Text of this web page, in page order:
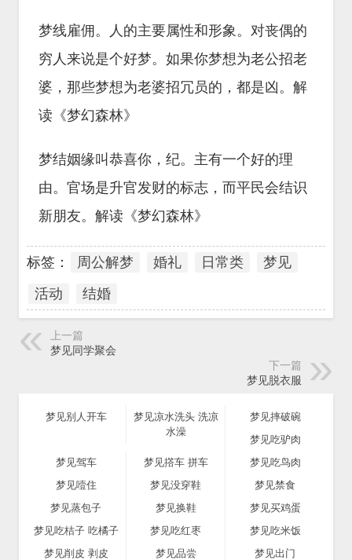
梦线雇佣。人的主要属性和形象。对丧偶的
穷人来说是个好梦。如果你梦想为老公招老
婆，那些梦想为老婆招冗员的，都是凶。解
读《梦幻森林》
梦结姻缘叫恭喜你，纪。主有一个好的理
由。官场是升官发财的标志，而平民会结识
新朋友。解读《梦幻森林》
标签： 周公解梦 婚礼 日常类
梦见
活动
结婚
上一篇
梦见同学聚会
下一篇
梦见脱衣服
梦见别人开车
梦见凉水洗头 洗凉
水澡
梦见摔破碗
梦见吃驴肉
梦见驾车
梦见撘车 拼车
梦见吃鸟肉
梦见噎住
梦见没穿鞋
梦见禁食
梦见蒸包子
梦见换鞋
梦见买鸡蛋
梦见吃桔子 吃橘子
梦见吃红枣
梦见吃米饭
梦见削皮 剥皮
梦见品尝
梦见出门